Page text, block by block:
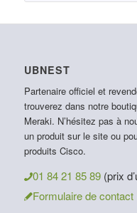
UBNEST
Partenaire officiel et
trouverez dans notre
Meraki. N’hésitez pas à
un produit sur le site ou
produits Cisco.
01 84 21 85 89 (prix
Formulaire de contact